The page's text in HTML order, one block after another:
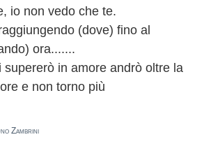
io non vedo che te.
(dove) fino al
ora.......
supererò in amore andrò oltre la
e non torno più
Zambrini